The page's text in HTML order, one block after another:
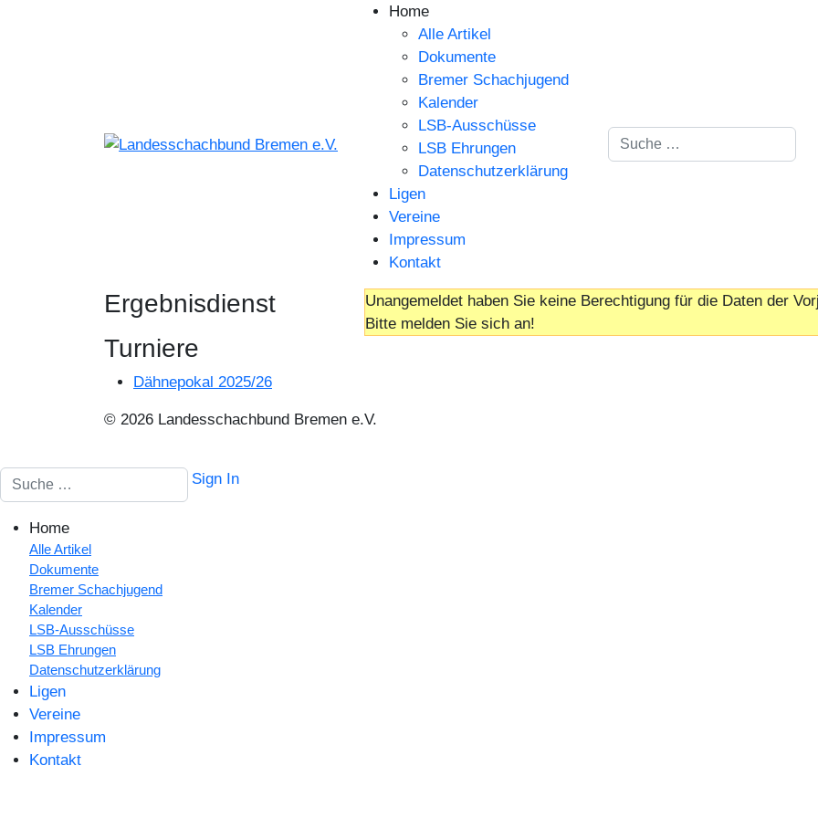
Home
Alle Artikel
Dokumente
Bremer Schachjugend
Kalender
LSB-Ausschüsse
LSB Ehrungen
Datenschutzerklärung
Ligen
Vereine
Impressum
Kontakt
Suchen
Ergebnisdienst
Turniere
Dähnepokal 2025/26
Unangemeldet haben Sie keine Berechtigung für die Daten der
Bitte melden Sie sich an!
© 2026 Landesschachbund Bremen e.V.
Suchen Sign In
Home
Alle Artikel
Dokumente
Bremer Schachjugend
Kalender
LSB-Ausschüsse
LSB Ehrungen
Datenschutzerklärung
Ligen
Vereine
Impressum
Kontakt